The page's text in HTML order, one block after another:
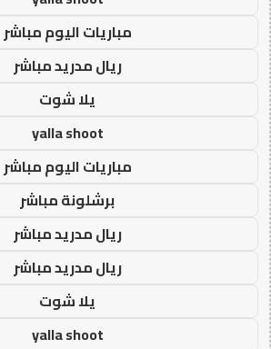
مباريات اليوم مباشر
ريال مدريد مباشر
يلا شوت
yalla shoot
مباريات اليوم مباشر
برشلونة مباشر
ريال مدريد مباشر
ريال مدريد مباشر
يلا شوت
yalla shoot